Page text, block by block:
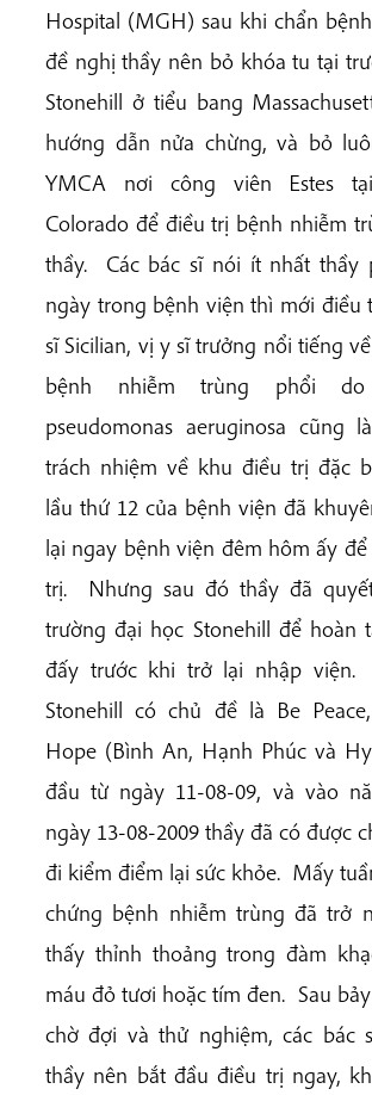
Hospital (MGH) sau khi chẩn
đề nghị thầy nên bỏ khóa tu tại
Stonehill ở tiểu bang
hướng dẫn nửa chừng, và bỏ
YMCA nơi công viên Estes
Colorado để điều trị bệnh nhiễm
thầy. Các bác sĩ nói ít nhất thầy
ngày trong bệnh viện thì mới điều
sĩ Sicilian, vị y sĩ trưởng nổi tiếng
bệnh nhiễm trùng phổi
pseudomonas aeruginosa cũng
trách nhiệm về khu điều trị đặc
lầu thứ 12 của bệnh viện đã
lại ngay bệnh viện đêm hôm ấy
trị. Nhưng sau đó thầy đã
trường đại học Stonehill để hoàn
đấy trước khi trở lại nhập
Stonehill có chủ đề là Be
Hope (Bình An, Hạnh Phúc và
đầu từ ngày 11-08-09, và vào
ngày 13-08-2009 thầy đã có được
đi kiểm điểm lại sức khỏe. Mấy
chứng bệnh nhiễm trùng đã trở
thấy thỉnh thoảng trong đàm
máu đỏ tươi hoặc tím đen. Sau
chờ đợi và thử nghiệm, các bác
thầy nên bắt đầu điều trị ngay,